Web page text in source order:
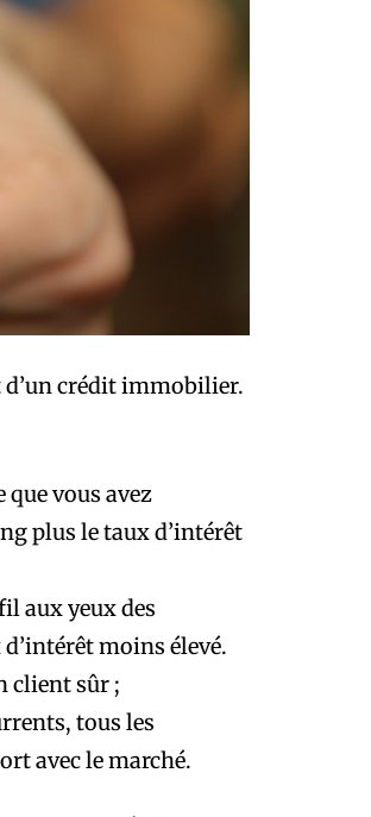
crédit immobilier.
vous avez
plus le taux d’intérêt
aux yeux des
moins élevé.
client sûr ;
tous les
avec le marché.